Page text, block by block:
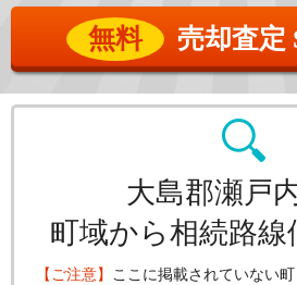
無料 売却査定
大島郡瀬戸
町域から相続路線
【ご注意】 ここに掲載されていない